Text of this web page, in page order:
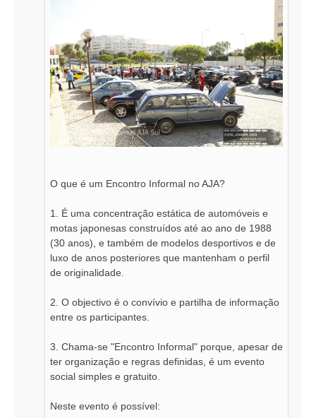
O que é um Encontro Informal no AJA?
1. É uma concentração estática de automóveis e
motas japonesas construídos até ao ano de 1988
(30 anos), e também de modelos desportivos e de
luxo de anos posteriores que mantenham o perfil
de originalidade.
2. O objectivo é o convívio e partilha de informação
entre os participantes.
3. Chama-se "Encontro Informal" porque, apesar de
ter organização e regras definidas, é um evento
social simples e gratuito.
Neste evento é possível: